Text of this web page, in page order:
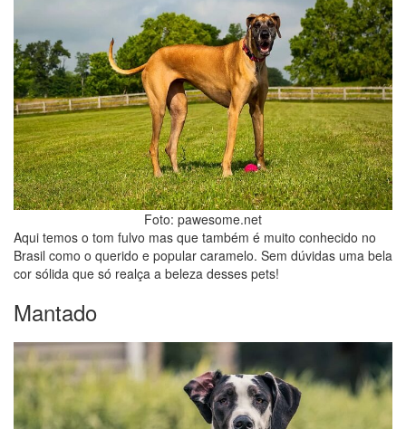
Foto: pawesome.net
Aqui temos o tom fulvo mas que também é muito conhecido no
Brasil como o querido e popular caramelo. Sem dúvidas uma bela
cor sólida que só realça a beleza desses pets!
Mantado